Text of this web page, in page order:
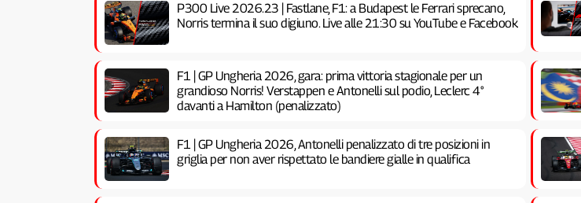
P300 Live 2026.23 | Fastlane, F1: a Budapest le Ferrari sprecano,
Norris termina il suo digiuno. Live alle 21:30 su YouTube e Facebook
F1 | GP Ungheria 2026, gara: prima vittoria stagionale per un
grandioso Norris! Verstappen e Antonelli sul podio, Leclerc 4°
davanti a Hamilton (penalizzato)
F1 | GP Ungheria 2026, Antonelli penalizzato di tre posizioni in
griglia per non aver rispettato le bandiere gialle in qualifica